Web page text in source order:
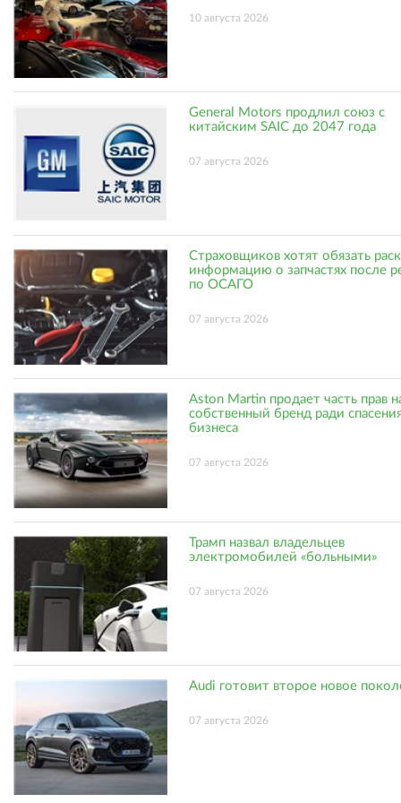
10 августа 2026
General Motors продлил союз с
китайским SAIC до 2047 года
07 августа 2026
Страховщиков хотят обязать
информацию о запчастях после
по ОСАГО
07 августа 2026
Aston Martin продает часть прав
собственный бренд ради
бизнеса
07 августа 2026
Трамп назвал владельцев
электромобилей «больными»
07 августа 2026
Audi готовит второе новое
07 августа 2026